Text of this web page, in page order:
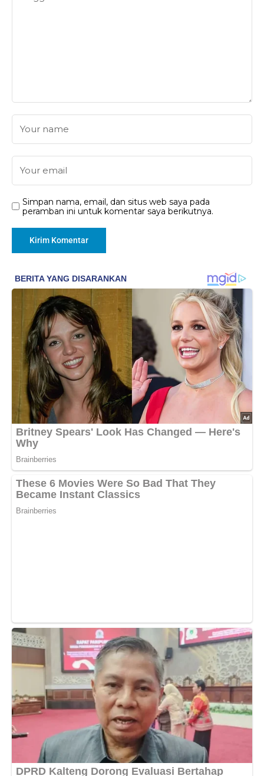
Simpan nama, email, dan situs web saya pada
peramban ini untuk komentar saya berikutnya.